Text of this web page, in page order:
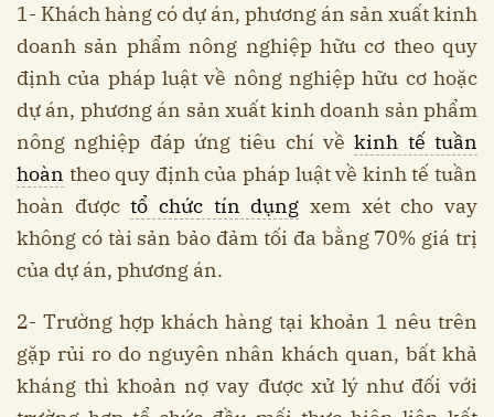
1- Khách hàng có dự án, phương án sản xuất kinh
doanh sản phẩm nông nghiệp hữu cơ theo quy
định của pháp luật về nông nghiệp hữu cơ hoặc
dự án, phương án sản xuất kinh doanh sản phẩm
nông nghiệp đáp ứng tiêu chí vềkinh tế tuần
hoàn theo quy định của pháp luật về kinh tế tuần
hoàn đượctổ chức tín dụng xem xét cho vay
không có tài sản bảo đảm tối đa bằng 70% giá trị
của dự án, phương án.
2- Trường hợp khách hàng tại khoản 1 nêu trên
gặp rủi ro do nguyên nhân khách quan, bất khả
kháng thì khoản nợ vay được xử lý như đối với